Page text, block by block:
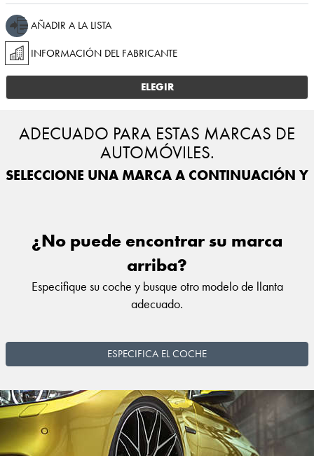
AÑADIR A LA LISTA
INFORMACIÓN DEL FABRICANTE
ELEGIR
ADECUADO PARA ESTAS MARCAS DE
AUTOMÓVILES.
SELECCIONE UNA MARCA A CONTINUACIÓN Y
¿No puede encontrar su marca
arriba?
Especifique su coche y busque otro modelo de llanta
adecuado.
ESPECIFICA EL COCHE